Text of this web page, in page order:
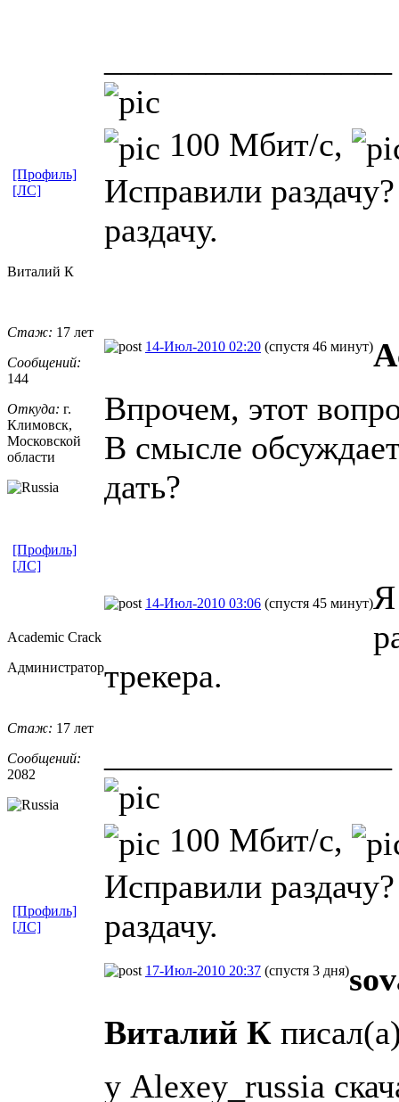
100 Мбит/с,
Исправили
раздачу.
[Профиль]
[ЛС]
Виталий К
Стаж: 17 лет
Сообщений:
144
Откуда: г.
Климовск,
Московской
области
14-Июл-2010 02:20 (спустя 46 минут)
Впрочем, этот
В смысле
дать?
[Профиль]
[ЛС]
Academic Crack
Администратор
Стаж: 17 лет
Сообщений:
2082
14-Июл-2010 03:06 (спустя 45 минут)Я
трекера.
100 Мбит/с,
Исправили
раздачу.
[Профиль]
[ЛС]
17-Июл-2010 20:37 (спустя 3 дня)
Виталий К
у Alexey_russia